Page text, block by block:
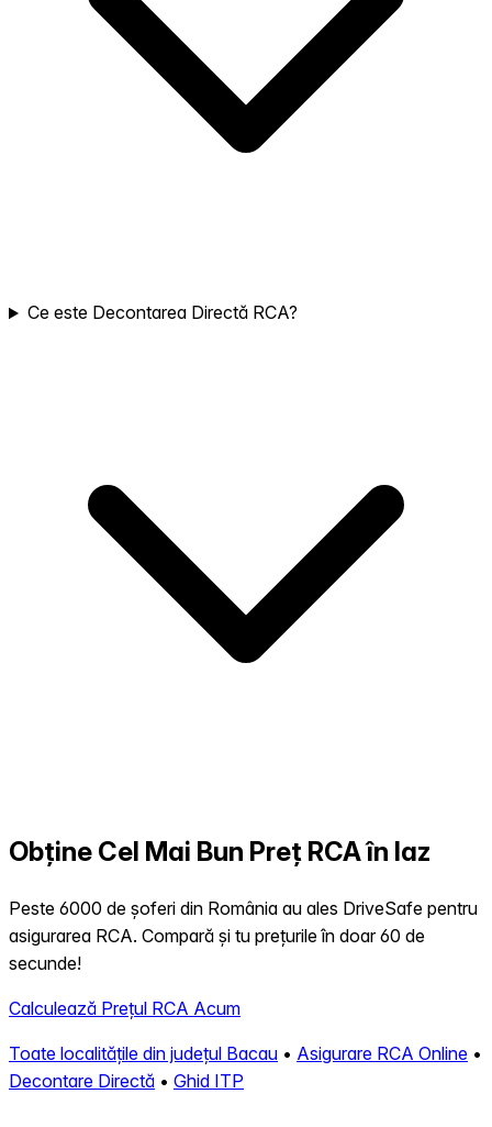
Ce este Decontarea Directă RCA?
Obține Cel Mai Bun Preț RCA în Iaz
Peste 6000 de șoferi din România au ales DriveSafe pentru
asigurarea RCA. Compară și tu prețurile în doar 60 de
secunde!
Calculează Prețul RCA Acum
Toate localitățile din județul Bacau • Asigurare RCA Online •
Decontare Directă • Ghid ITP